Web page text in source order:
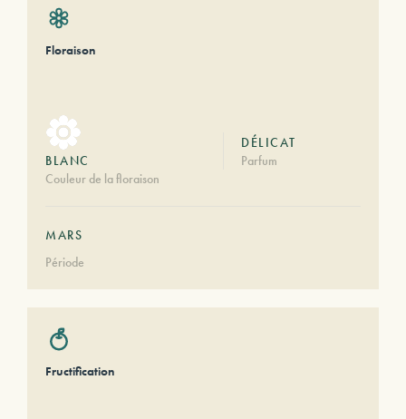
Floraison
BLANC
Couleur de la floraison
DÉLICAT
Parfum
MARS
Période
Fructification